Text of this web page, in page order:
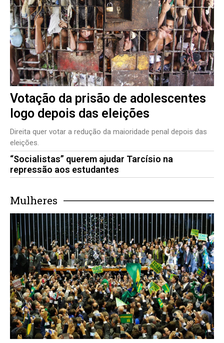
Votação da prisão de adolescentes
logo depois das eleições
Direita quer votar a redução da maioridade penal depois das
eleições.
“Socialistas” querem ajudar Tarcísio na
repressão aos estudantes
Mulheres